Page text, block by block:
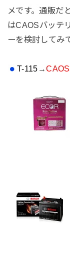
メです。通販だ
はCAOSバッテ
ーを検討してみ
T-115 →